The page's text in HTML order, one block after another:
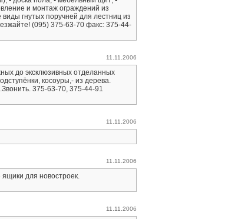
и монтаж ограждений из
гнутых поручней для лестниц из
(095) 375-63-70 факс: 375-44-
11.11.2006
до эксклюзивных отделанных
косоуры,- из дерева.
375-63-70, 375-44-91
11.11.2006
11.11.2006
для новостроек.
11.11.2006